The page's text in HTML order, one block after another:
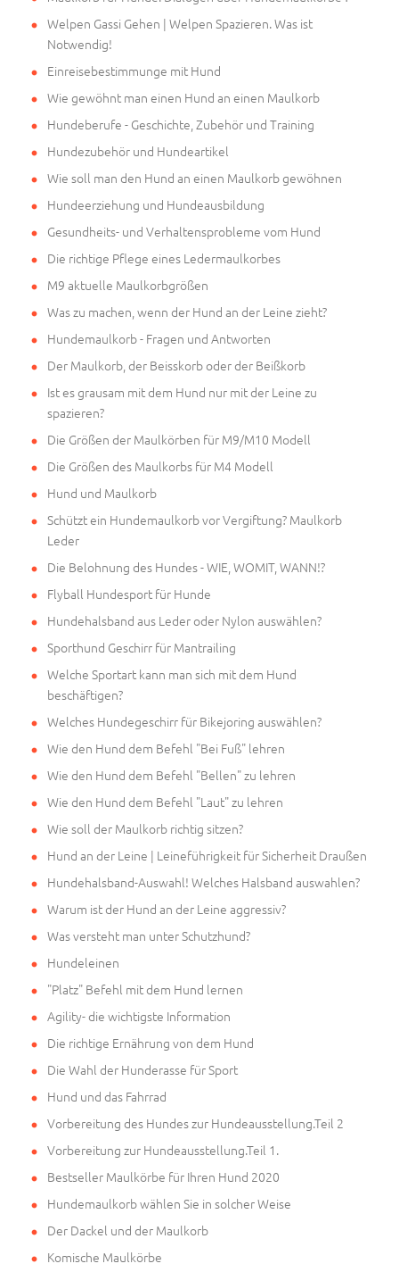
Welpen Gassi Gehen | Welpen Spazieren. Was ist
Notwendig!
Einreisebestimmunge mit Hund
Wie gewöhnt man einen Hund an einen Maulkorb
Hundeberufe - Geschichte, Zubehör und Training
Hundezubehör und Hundeartikel
Wie soll man den Hund an einen Maulkorb gewöhnen
Hundeerziehung und Hundeausbildung
Gesundheits- und Verhaltensprobleme vom Hund
Die richtige Pflege eines Ledermaulkorbes
M9 aktuelle Maulkorbgrößen
Was zu machen, wenn der Hund an der Leine zieht?
Hundemaulkorb - Fragen und Antworten
Der Maulkorb, der Beisskorb oder der Beißkorb
Ist es grausam mit dem Hund nur mit der Leine zu
spazieren?
Die Größen der Maulkörben für M9/M10 Modell
Die Größen des Maulkorbs für M4 Modell
Hund und Maulkorb
Schützt ein Hundemaulkorb vor Vergiftung? Maulkorb
Leder
Die Belohnung des Hundes - WIE, WOMIT, WANN!?
Flyball Hundesport für Hunde
Hundehalsband aus Leder oder Nylon auswählen?
Sporthund Geschirr für Mantrailing
Welche Sportart kann man sich mit dem Hund
beschäftigen?
Welches Hundegeschirr für Bikejoring auswählen?
Wie den Hund dem Befehl "Bei Fuß" lehren
Wie den Hund dem Befehl "Bellen" zu lehren
Wie den Hund dem Befehl "Laut" zu lehren
Wie soll der Maulkorb richtig sitzen?
Hund an der Leine | Leineführigkeit für Sicherheit Draußen
Hundehalsband-Auswahl! Welches Halsband auswahlen?
Warum ist der Hund an der Leine aggressiv?
Was versteht man unter Schutzhund?
Hundeleinen
"Platz" Befehl mit dem Hund lernen
Agility- die wichtigste Information
Die richtige Ernährung von dem Hund
Die Wahl der Hunderasse für Sport
Hund und das Fahrrad
Vorbereitung des Hundes zur Hundeausstellung.Teil 2
Vorbereitung zur Hundeausstellung.Teil 1.
Bestseller Maulkörbe für Ihren Hund 2020
Hundemaulkorb wählen Sie in solcher Weise
Der Dackel und der Maulkorb
Komische Maulkörbe